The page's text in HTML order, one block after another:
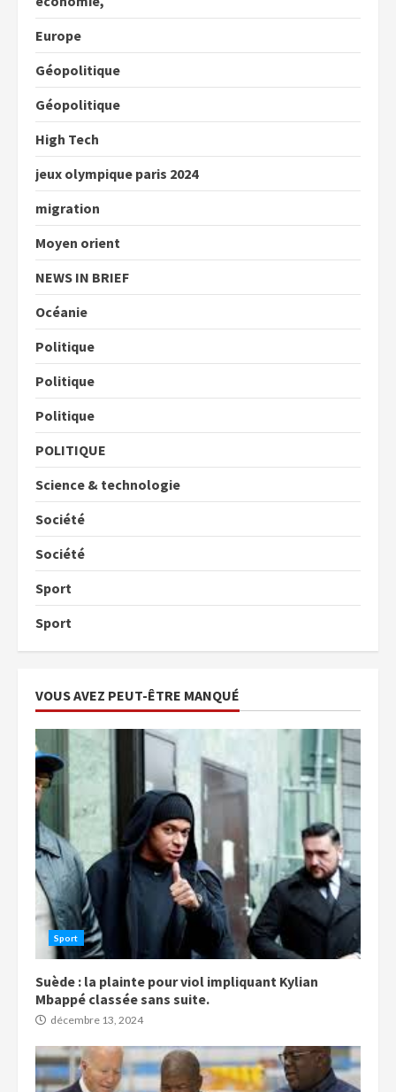
Europe
Géopolitique
Géopolitique
High Tech
jeux olympique paris 2024
migration
Moyen orient
NEWS IN BRIEF
Océanie
Politique
Politique
Politique
POLITIQUE
Science & technologie
Société
Société
Sport
Sport
VOUS AVEZ PEUT-ÊTRE MANQUÉ
Sport
Suède : la plainte pour viol impliquant Kylian
Mbappé classée sans suite.
décembre 13, 2024